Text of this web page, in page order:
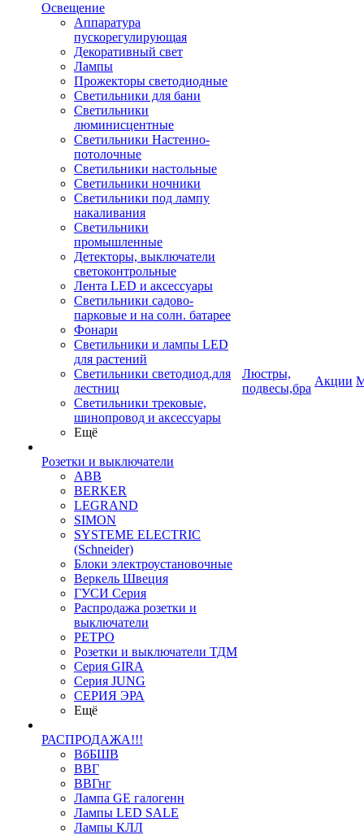
Освещение
Аппаратура
пускорегулирующая
Декоративный свет
Лампы
Прожекторы светодиодные
Светильники для бани
Светильники
люминисцентные
Светильники Настенно-
потолочные
Светильники настольные
Светильники ночники
Светильники под лампу
накаливания
Светильники
промышленные
Детекторы, выключатели
светоконтрольные
Лента LED и аксессуары
Светильники садово-
парковые и на солн. батарее
Фонари
Светильники и лампы LED
для растений
Светильники светодиод.для
лестниц
Светильники трековые,
шинопровод и аксессуары
Ещё
Розетки и выключатели
ABB
BERKER
LEGRAND
SIMON
SYSTEME ELECTRIC
(Schneider)
Блоки электроустановочные
Веркель Швеция
ГУСИ Серия
Распродажа розетки и
выключатели
РЕТРО
Розетки и выключатели ТДМ
Серия GIRA
Серия JUNG
СЕРИЯ ЭРА
Ещё
РАСПРОДАЖА!!!
ВбБШВ
ВВГ
ВВГнг
Лампа GE галогенн
Лампы LED SALE
Лампы КЛЛ
Люстры,
подвесы,бра
Акции